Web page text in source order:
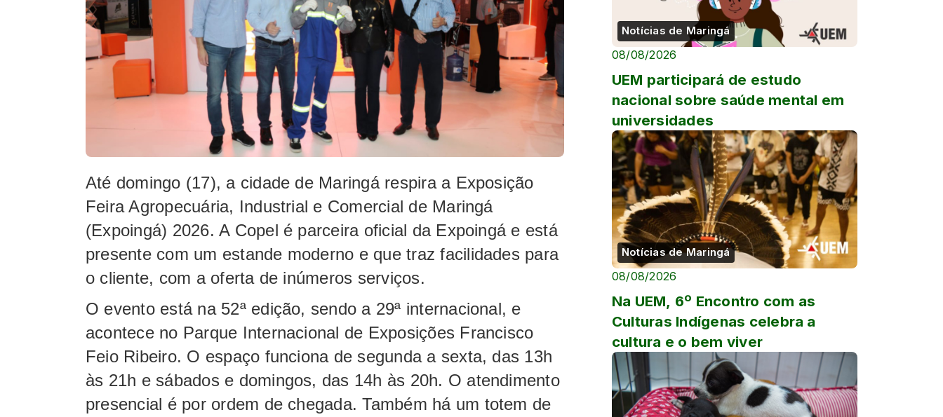
Até domingo (17), a cidade de Maringá respira a Exposição
Feira Agropecuária, Industrial e Comercial de Maringá
(Expoingá) 2026. A Copel é parceira oficial da Expoingá e está
presente com um estande moderno e que traz facilidades para
o cliente, com a oferta de inúmeros serviços.
O evento está na 52ª edição, sendo a 29ª internacional, e
acontece no Parque Internacional de Exposições Francisco
Feio Ribeiro. O espaço funciona de segunda a sexta, das 13h
às 21h e sábados e domingos, das 14h às 20h. O atendimento
presencial é por ordem de chegada. Também há um totem de
Notícias de Maringá
08/08/2026
UEM participará de estudo
nacional sobre saúde mental em
universidades
Notícias de Maringá
08/08/2026
Na UEM, 6º Encontro com as
Culturas Indígenas celebra a
cultura e o bem viver